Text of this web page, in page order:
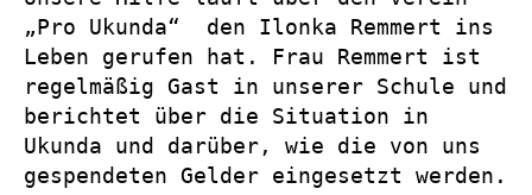
„Pro Ukunda“ den Ilonka Remmert ins
Leben gerufen hat. Frau Remmert ist
regelmäßig Gast in unserer Schule und
berichtet über die Situation in
Ukunda und darüber, wie die von uns
gespendeten Gelder eingesetzt werden.